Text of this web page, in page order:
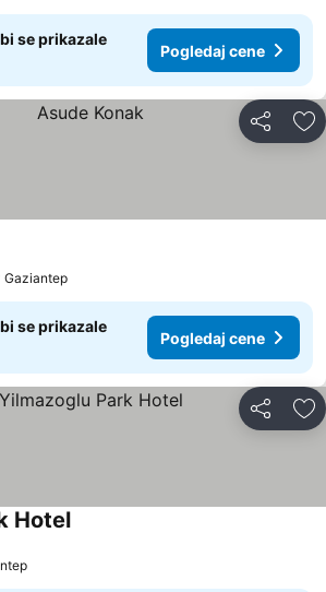
se prikazale
Pogledaj cene
Deli
cene
Gaziantep
se prikazale
Pogledaj cene
Deli
HotelPogledaj cene